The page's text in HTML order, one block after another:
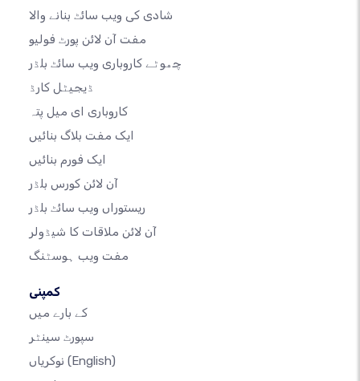
شادی کی ویب سائٹ بنانے والا
مفت آن لائن پورٹ فولیو
چھوٹے کاروباری ویب سائٹ بلڈر
ڈیجیٹل کارڈ
کاروباری ای میل پتہ
ایک مفت بلاگ بنائیں
ایک فورم بنائیں
آن لائن کورس بلڈر
ریستوراں ویب سائٹ بلڈر
آن لائن ملاقات کا شیڈولر
مفت ویب ہوسٹنگ
کمپنی
کے بارے میں
سپورٹ سینٹر
(English)